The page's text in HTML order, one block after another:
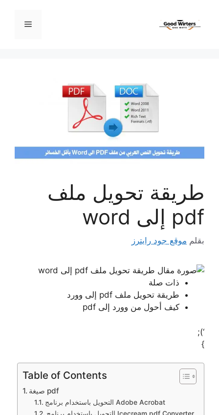
المحتوى
القائمة
طريقة تحويل ملف
pdf إلى word
بقلم موقع جود رايترز
ذات صلة
طريقة تحويل ملف pdf إلى وورد
كيف أحول من وورد إلى pdf
‘);
}
Table of Contents
صيغة pdf
التحويل باستخدام برنامج Adobe Acrobat